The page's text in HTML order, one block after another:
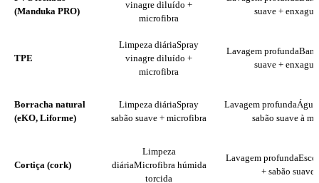
(Manduka PRO)
vinagre diluído +
microfibra
suave +
TPE
Limpeza diáriaSpray
vinagre diluído +
microfibra
Lavagem profunda
suave +
Borracha natural
(eKO, Liforme)
Limpeza diáriaSpray
sabão suave + microfibra
Lavagem profunda
sabão suave à
Cortiça (cork)
Limpeza
diáriaMicrofibra húmida
torcida
Lavagem profunda
+ sabão suave